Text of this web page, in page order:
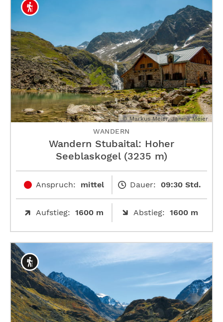
© Markus Meier, Janina Meier
WANDERN
Wandern Stubaital: Hoher
Seeblaskogel (3235 m)
Anspruch: mittel Dauer: 09:30 Std.
Aufstieg: 1600 m Abstieg: 1600 m